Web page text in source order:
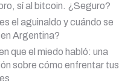
sí al bitcoin. ¿Seguro?
el aguinaldo y cuándo se
Argentina?
que el miedo habló: una
sobre cómo enfrentar tus